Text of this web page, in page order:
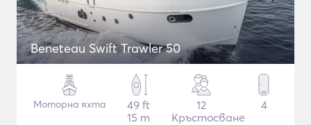
Beneteau Swift Trawler 50
Моторна яхта
49 ft
15 m
12
Кръстосване
4